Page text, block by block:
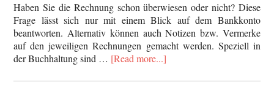
Haben Sie die Rechnung schon überwiesen oder nicht? Diese
Frage lässt sich nur mit einem Blick auf dem Bankkonto
beantworten. Alternativ können auch Notizen bzw. Vermerke
auf den jeweiligen Rechnungen gemacht werden. Speziell in
der Buchhaltung sind … [Read more...]